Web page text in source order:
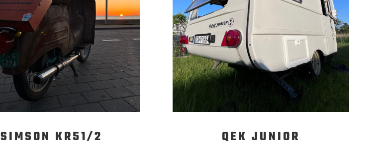
SIMSON KR51/2
QEK JUNIOR